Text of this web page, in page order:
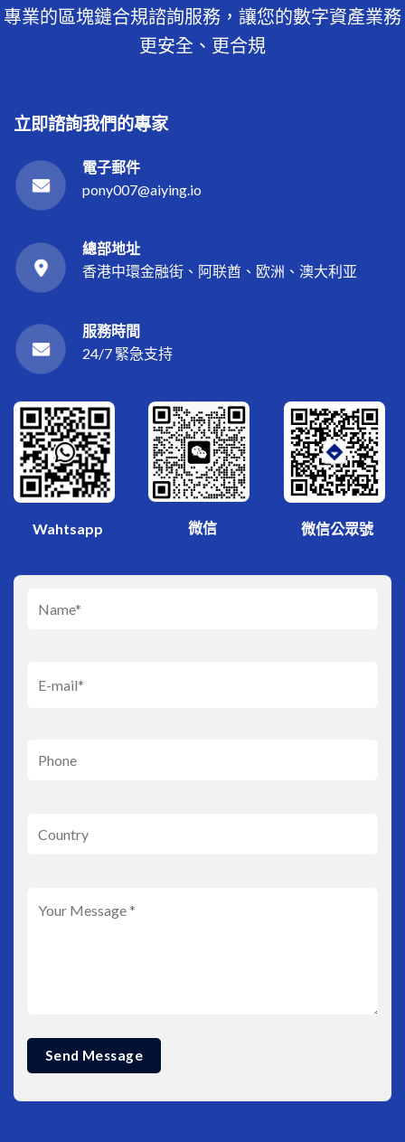
專業的區塊鏈合規諮詢服務，讓您的數字資產業務
更安全、更合規
立即諮詢我們的專家
電子郵件
pony007@aiying.io
總部地址
香港中環金融街、阿联酋、欧洲、澳大利亚
服務時間
24/7 緊急支持
Wahtsapp 微信 微信公眾號